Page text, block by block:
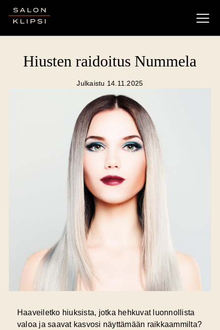
Salon Klipsi
Hiusten raidoitus Nummela
Julkaistu 14.11.2025
Haaveiletko hiuksista, jotka hehkuvat luonnollista
valoa ja saavat kasvosi näyttämään raikkaammilta?